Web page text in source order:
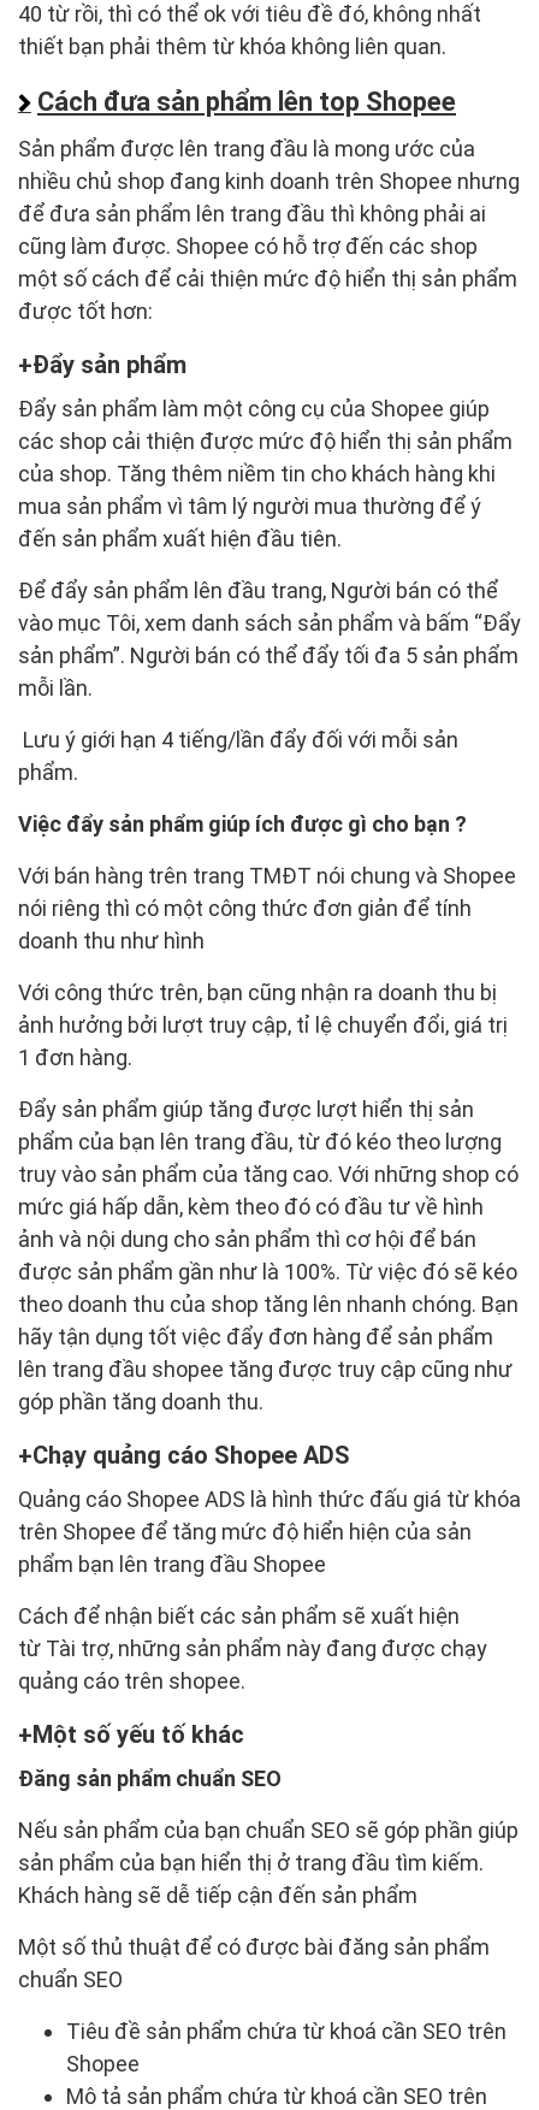
40 từ rồi, thì có thể ok với tiêu đề đó, không nhất
thiết bạn phải thêm từ khóa không liên quan.
Cách đưa sản phẩm lên top Shopee
Sản phẩm được lên trang đầu là mong ước của
nhiều chủ shop đang kinh doanh trên Shopee nhưng
để đưa sản phẩm lên trang đầu thì không phải ai
cũng làm được. Shopee có hỗ trợ đến các shop
một số cách để cải thiện mức độ hiển thị sản phẩm
được tốt hơn:
Đẩy sản phẩm
Đẩy sản phẩm làm một công cụ của Shopee giúp
các shop cải thiện được mức độ hiển thị sản phẩm
của shop. Tăng thêm niềm tin cho khách hàng khi
mua sản phẩm vì tâm lý người mua thường để ý
đến sản phẩm xuất hiện đầu tiên.
Để đẩy sản phẩm lên đầu trang, Người bán có thể
vào mục Tôi, xem danh sách sản phẩm và bấm “Đẩy
sản phẩm”. Người bán có thể đẩy tối đa 5 sản phẩm
mỗi lần.
Lưu ý giới hạn 4 tiếng/lần đẩy đối với mỗi sản
phẩm.
Việc đẩy sản phẩm giúp ích được gì cho bạn ?
Với bán hàng trên trang TMĐT nói chung và Shopee
nói riêng thì có một công thức đơn giản để tính
doanh thu như hình
Với công thức trên, bạn cũng nhận ra doanh thu bị
ảnh hưởng bởi lượt truy cập, tỉ lệ chuyển đổi, giá trị
1 đơn hàng.
Đẩy sản phẩm giúp tăng được lượt hiển thị sản
phẩm của bạn lên trang đầu, từ đó kéo theo lượng
truy vào sản phẩm của tăng cao. Với những shop có
mức giá hấp dẫn, kèm theo đó có đầu tư về hình
ảnh và nội dung cho sản phẩm thì cơ hội để bán
được sản phẩm gần như là 100%. Từ việc đó sẽ kéo
theo doanh thu của shop tăng lên nhanh chóng. Bạn
hãy tận dụng tốt việc đẩy đơn hàng để sản phẩm
lên trang đầu shopee tăng được truy cập cũng như
góp phần tăng doanh thu.
Chạy quảng cáo Shopee ADS
Quảng cáo Shopee ADS là hình thức đấu giá từ khóa
trên Shopee để tăng mức độ hiển hiện của sản
phẩm bạn lên trang đầu Shopee
Cách để nhận biết các sản phẩm sẽ xuất hiện
từ Tài trợ, những sản phẩm này đang được chạy
quảng cáo trên shopee.
Một số yếu tố khác
Đăng sản phẩm chuẩn SEO
Nếu sản phẩm của bạn chuẩn SEO sẽ góp phần giúp
sản phẩm của bạn hiển thị ở trang đầu tìm kiếm.
Khách hàng sẽ dễ tiếp cận đến sản phẩm
Một số thủ thuật để có được bài đăng sản phẩm
chuẩn SEO
Tiêu đề sản phẩm chứa từ khoá cần SEO trên
Shopee
Mô tả sản phẩm chứa từ khoá cần SEO trên